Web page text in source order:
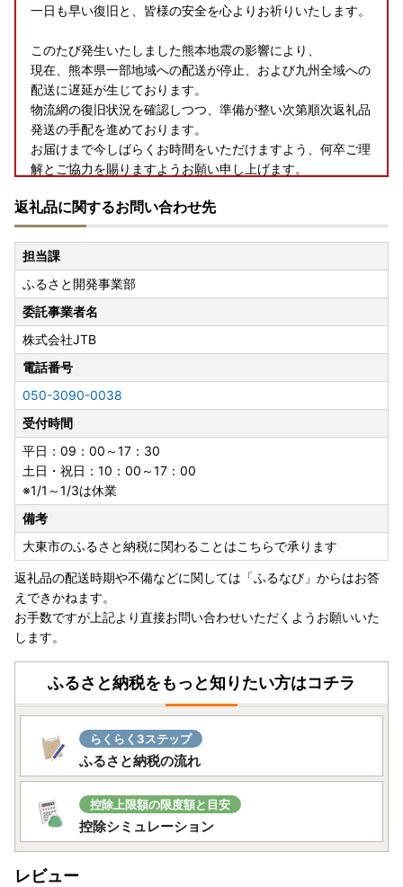
一日も早い復旧と、皆様の安全を心よりお祈りいたします。
このたび発生いたしました熊本地震の影響により、
現在、熊本県一部地域への配送が停止、および九州全域への
配送に遅延が生じております。
物流網の復旧状況を確認しつつ、準備が整い次第順次返礼品
発送の手配を進めております。
お届けまで今しばらくお時間をいただけますよう、何卒ご理
解とご協力を賜りますようお願い申し上げます。
返礼品に関するお問い合わせ先
担当課
ふるさと開発事業部
委託事業者名
株式会社JTB
電話番号
050-3090-0038
受付時間
平日：09：00～17：30
土日・祝日：10：00～17：00
※1/1～1/3は休業
備考
大東市のふるさと納税に関わることはこちらで承ります
返礼品の配送時期や不備などに関しては「ふるなび」からはお答
えできかねます。
お手数ですが上記より直接お問い合わせいただくようお願いいた
します。
ふるさと納税をもっと知りたい方はコチラ
らくらく3ステップ
ふるさと納税の流れ
控除上限額の限度額と目安
控除シミュレーション
レビュー